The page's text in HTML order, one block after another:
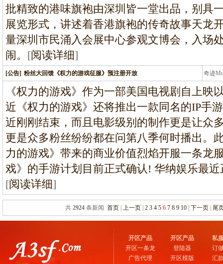
批精致的港味旗袍由深圳皆一堂出品，别具
展览形式，讲述着香港旗袍的传奇故事天龙
量深圳市民涌入会展中心参观文博会，入场
闹。 [阅读详细]
[公告] 粉丝大回馈《权力的游戏征服》预注册开放 奇迹
条
《权力的游戏》作为一部美国电视剧自上映
近《权力的游戏》还将推出一款同名的IP手
近刚刚结束，而且电影级别的制作更是让众
更是众多粉丝纷纷都在问第八季何时播出。
力的游戏》带来的商业价值烈焰开服一条龙
戏》的手游计划目前正式确认! 华纳娱乐最
[阅读详细]
共 2924条新闻 首页| 上一页| 2 3 4 5 6 7 8 9 10| 下一页| 尾
开区产品
开区一条龙
广告代理
开区产品
登陆器
开区模版
私
订
汇